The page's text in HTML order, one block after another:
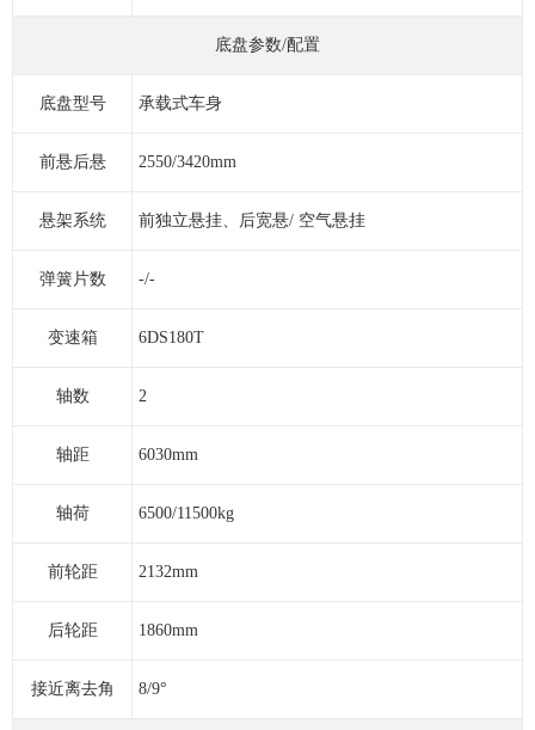
底盘参数/配置
底盘型号 承载式车身
前悬后悬 2550/3420mm
悬架系统 前独立悬挂、后宽悬/ 空气悬挂
弹簧片数 -/-
变速箱 6DS180T
轴数 2
轴距 6030mm
轴荷 6500/11500kg
前轮距 2132mm
后轮距 1860mm
接近离去角 8/9°